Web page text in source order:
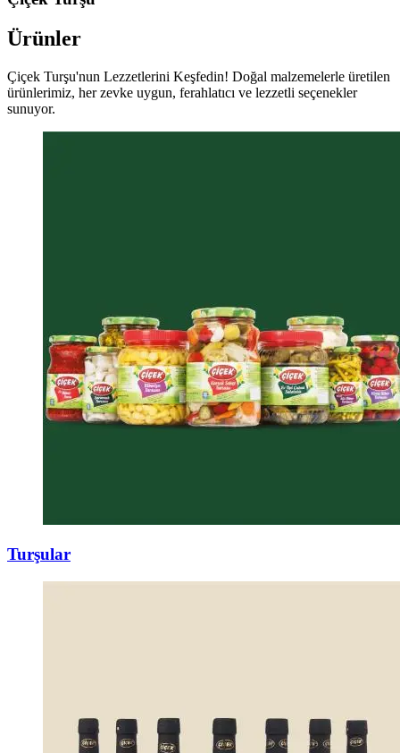
Ürünler
Çiçek Turşu'nun Lezzetlerini Keşfedin! Doğal malzemelerle üretilen
ürünlerimiz, her zevke uygun, ferahlatıcı ve lezzetli seçenekler
sunuyor.
Turşular